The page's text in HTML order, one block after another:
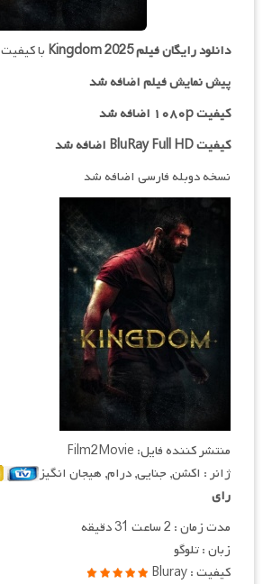
دانلود رایگان فیلمKingdom 2025 با کیفیت
پیش نمایش فیلم اضافه شد
کیفیت ۱۰۸۰p اضافه شد
کیفیت BluRay Full HD اضافه شد
نسخه دوبله فارسی اضافه شد
منتشر کننده فایل: Film2Movie
ژانر : اکشن, جنایی, درام, هیجان انگیز
رای
مدت زمان : 2 ساعت 31 دقیقه
زبان : تلوگو
کیفیت : Bluray